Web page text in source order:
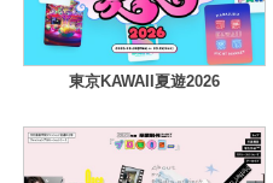
東京KAWAII夏遊2026